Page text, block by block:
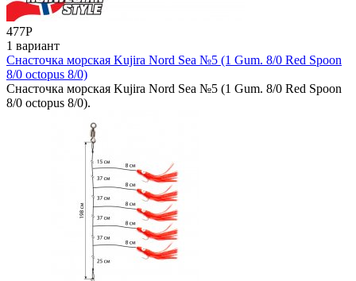
477Р
1 вариант
Снасточка морская Kujira Nord Sea №5 (1 Gum. 8/0 Red Spoon
8/0 octopus 8/0)
Снасточка морская Kujira Nord Sea №5 (1 Gum. 8/0 Red Spoon
8/0 octopus 8/0).